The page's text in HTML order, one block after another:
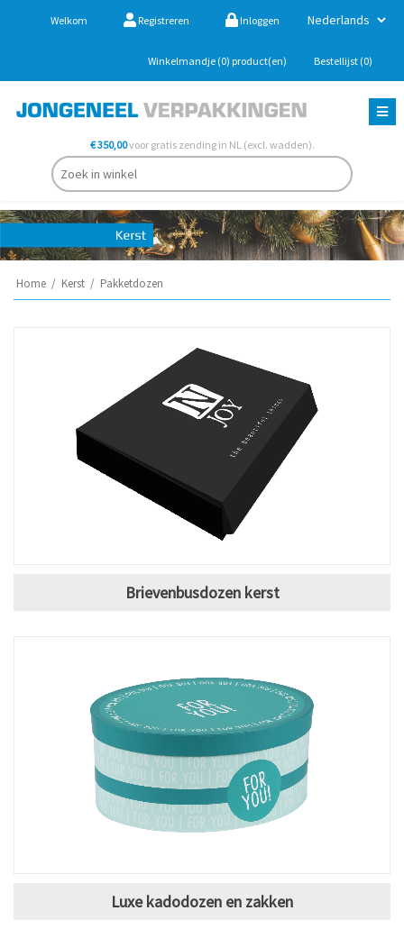
Welkom Registreren Inloggen
Winkelmandje (0) product(en) Bestellijst (0)
€ 350,00voor gratis zending in NL (excl. wadden).
Home / Kerst / Pakketdozen
Brievenbusdozen kerst
Luxe kadodozen en zakken